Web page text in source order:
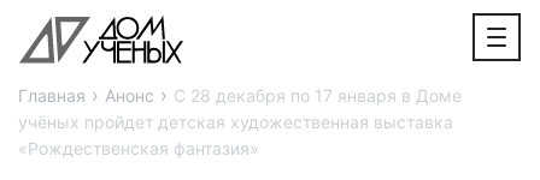
Главная › Анонс › С 28 декабря по 17 января в Доме
учёных пройдет детская художественная выставка
«Рождественская фантазия»